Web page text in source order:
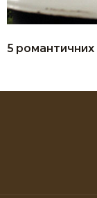
5 романтичних